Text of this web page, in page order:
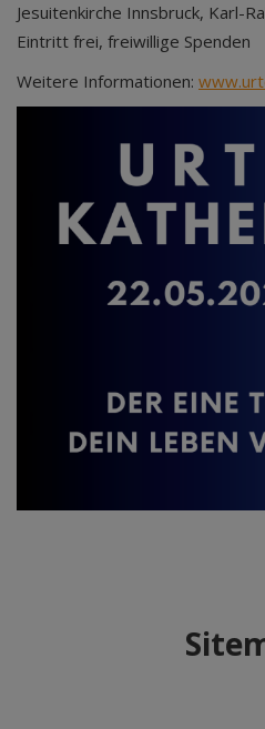
Jesuitenkirche Innsbruck, Karl-
Eintritt frei, freiwillige Spenden
Weitere Informationen: